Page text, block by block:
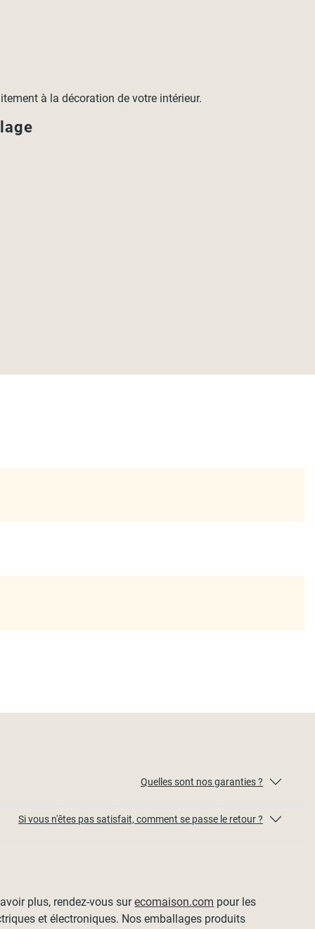
à la décoration de votre intérieur.
Quelles sont nos garanties ?
Si vous n'êtes pas satisfait, comment se passe le retour ?
plus, rendez-vous surecomaison.com pour les
et électroniques. Nos emballages produits